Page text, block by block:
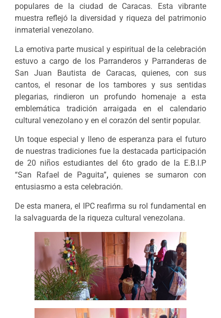
populares de la ciudad de Caracas. Esta vibrante
muestra reflejó la diversidad y riqueza del patrimonio
inmaterial venezolano.
La emotiva parte musical y espiritual de la celebración
estuvo a cargo de los Parranderos y Parranderas de
San Juan Bautista de Caracas, quienes, con sus
cantos, el resonar de los tambores y sus sentidas
plegarias, rindieron un profundo homenaje a esta
emblemática tradición arraigada en el calendario
cultural venezolano y en el corazón del sentir popular.
Un toque especial y lleno de esperanza para el futuro
de nuestras tradiciones fue la destacada participación
de 20 niños estudiantes del 6to grado de la E.B.I.P
“San Rafael de Paguita”, quienes se sumaron con
entusiasmo a esta celebración.
De esta manera, el IPC reafirma su rol fundamental en
la salvaguarda de la riqueza cultural venezolana.